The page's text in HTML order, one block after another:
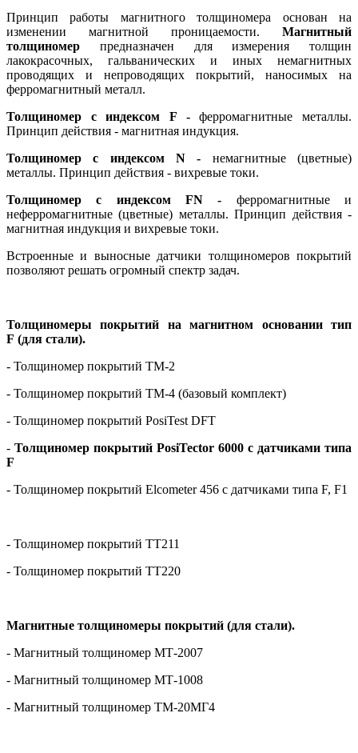
Принцип работы магнитного толщиномера основан на
изменении магнитной проницаемости. Магнитный
толщиномер предназначен для измерения толщин
лакокрасочных, гальванических и иных немагнитных
проводящих и непроводящих покрытий, наносимых на
ферромагнитный металл.
Толщиномер с индексом F -ферромагнитные металлы.
Принцип действия - магнитная индукция.
Толщиномер с индексом N - немагнитные (цветные)
металлы. Принцип действия - вихревые токи.
Толщиномер с индексом FN - ферромагнитные и
неферромагнитные (цветные) металлы. Принцип действия -
магнитная индукция и вихревые токи.
Встроенные и выносные датчики толщиномеров покрытий
позволяют решать огромный спектр задач.
Толщиномеры покрытий на магнитном основании тип
F (для стали).
- Толщиномер покрытий ТМ-2
- Толщиномер покрытий ТМ-4 (базовый комплект)
- Толщиномер покрытий PosiTest DFT
- Толщиномер покрытий PosiTector 6000 с датчиками типа
F
- Толщиномер покрытий Elcometer456 с датчиками типа F, F1
- Толщиномер покрытий TT211
- Толщиномер покрытий TT220
Магнитные толщиномеры покрытий (для стали).
- Магнитный толщиномер МТ-2007
- Магнитный толщиномер МТ-1008
- Магнитный толщиномер ТМ-20МГ4